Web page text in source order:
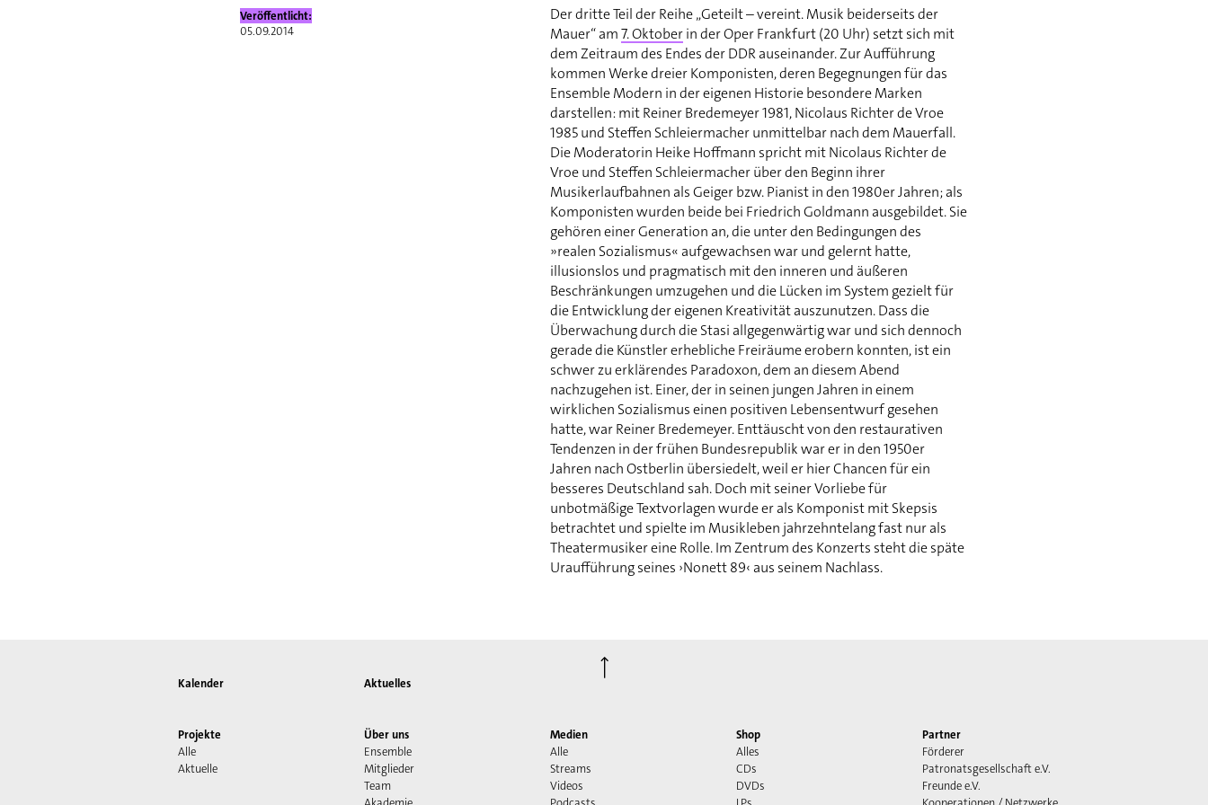
Veröffentlicht:
05.09.2014
Der dritte Teil der Reihe „Geteilt – vereint. Musik beiderseits der
Mauer“ am7. Oktoberin der Oper Frankfurt (20 Uhr) setzt sich mit
dem Zeitraum des Endes der DDR auseinander. Zur Aufführung
kommen Werke dreier Komponisten, deren Begegnungen für das
Ensemble Modern in der eigenen Historie besondere Marken
darstellen: mit Reiner Bredemeyer 1981, Nicolaus Richter de Vroe
1985 und Steffen Schleiermacher unmittelbar nach dem Mauerfall.
Die Moderatorin Heike Hoffmann spricht mit Nicolaus Richter de
Vroe und Steffen Schleiermacher über den Beginn ihrer
Musikerlaufbahnen als Geiger bzw. Pianist in den 1980er Jahren; als
Komponisten wurden beide bei Friedrich Goldmann ausgebildet. Sie
gehören einer Generation an, die unter den Bedingungen des
»realen Sozialismus« aufgewachsen war und gelernt hatte,
illusionslos und pragmatisch mit den inneren und äußeren
Beschränkungen umzugehen und die Lücken im System gezielt für
die Entwicklung der eigenen Kreativität auszunutzen. Dass die
Überwachung durch die Stasi allgegenwärtig war und sich dennoch
gerade die Künstler erhebliche Freiräume erobern konnten, ist ein
schwer zu erklärendes Paradoxon, dem an diesem Abend
nachzugehen ist. Einer, der in seinen jungen Jahren in einem
wirklichen Sozialismus einen positiven Lebensentwurf gesehen
hatte, war Reiner Bredemeyer. Enttäuscht von den restaurativen
Tendenzen in der frühen Bundesrepublik war er in den 1950er
Jahren nach Ostberlin übersiedelt, weil er hier Chancen für ein
besseres Deutschland sah. Doch mit seiner Vorliebe für
unbotmäßige Textvorlagen wurde er als Komponist mit Skepsis
betrachtet und spielte im Musikleben jahrzehntelang fast nur als
Theatermusiker eine Rolle. Im Zentrum des Konzerts steht die späte
Uraufführung seines ›Nonett 89‹ aus seinem Nachlass.
Kalender Aktuelles
⟶
Projekte
Alle
Aktuelle
Über uns
Ensemble
Mitglieder
Team
Medien
Alle
Streams
Videos
Shop
Alles
CDs
DVDs
Partner
Förderer
Patronatsgesellschaft e.V.
Freunde e.V.